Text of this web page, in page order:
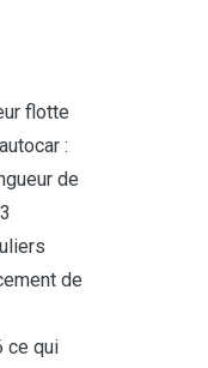
flotte
:
de
de
ce qui